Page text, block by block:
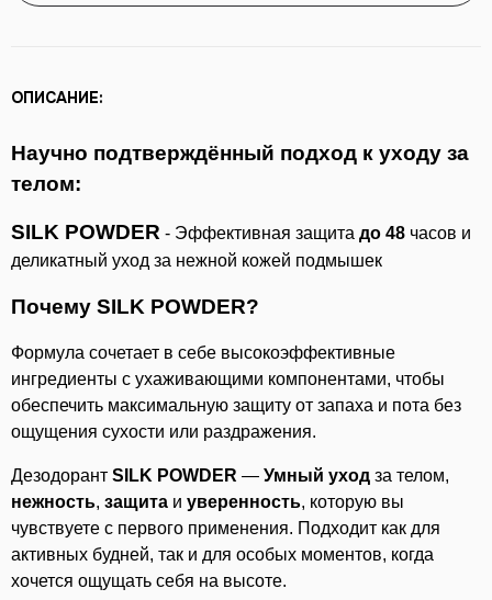
ОПИСАНИЕ:
Научно подтверждённый подход к уходу за
телом:
SILK POWDER - Эффективная защита до 48 часов и
деликатный уход за нежной кожей подмышек
Почему SILK POWDER?
Формула сочетает в себе высокоэффективные
ингредиенты с ухаживающими компонентами, чтобы
обеспечить максимальную защиту от запаха и пота без
ощущения сухости или раздражения.
Дезодорант SILK POWDER — Умный уход за телом,
нежность, защита и уверенность, которую вы
чувствуете с первого применения. Подходит как для
активных будней, так и для особых моментов, когда
хочется ощущать себя на высоте.